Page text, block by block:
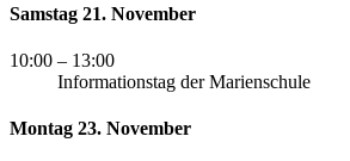
Samstag 21. November
10:00 – 13:00
Informationstag der Marienschule
Montag 23. November